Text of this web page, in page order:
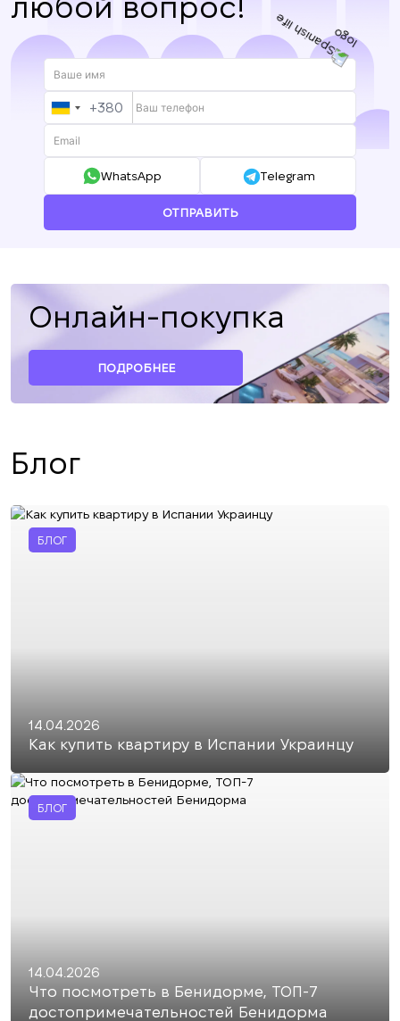
любой вопрос!
UKRAINE
+380
+380
WhatsApp Telegram
ОТПРАВИТЬ
Онлайн-покупка
ПОДРОБНЕЕ
Блог
БЛОГ
14.04.2026
Как купить квартиру в Испании Украинцу
БЛОГ
14.04.2026
Что посмотреть в Бенидорме, ТОП-7
достопримечательностей Бенидорма